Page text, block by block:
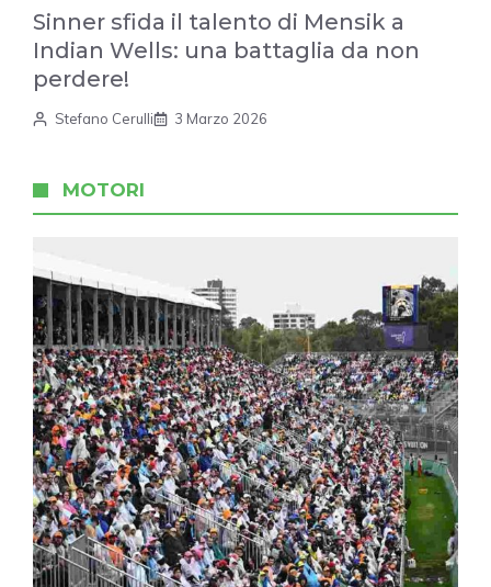
Sinner sfida il talento di Mensik a
Indian Wells: una battaglia da non
perdere!
Stefano Cerulli 3 Marzo 2026
MOTORI